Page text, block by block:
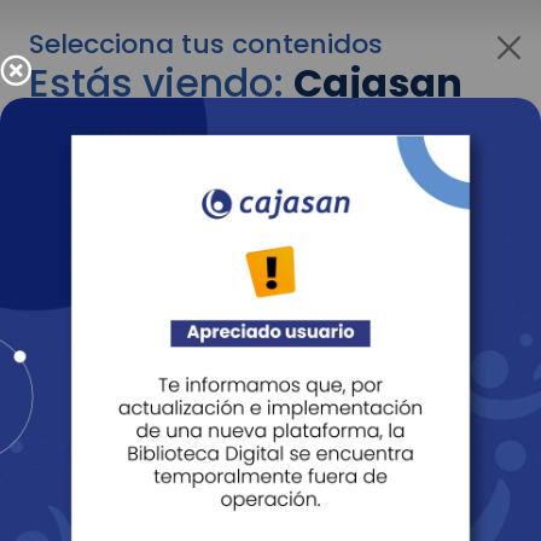
Selecciona tus contenidos
Estás viendo:Cajasan
para empresas
Para cambiar al contenido de tu interés más
adelante recuerda utilizar el menú
Entendido